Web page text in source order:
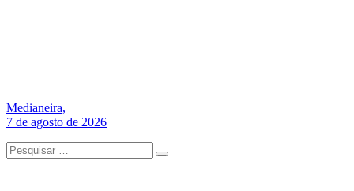
Medianeira,
7 de agosto de 2026